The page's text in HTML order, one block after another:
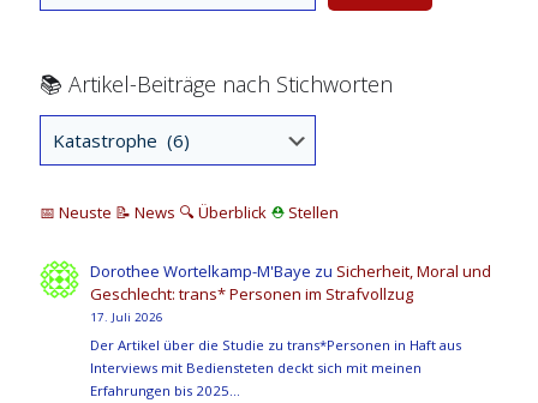
📚 Artikel-Beiträge nach Stichworten
📅 Neuste 📝 News 🔍 Überblick ⛑ Stellen
Dorothee Wortelkamp-M'Baye zu Sicherheit, Moral und
Geschlecht: trans* Personen im Strafvollzug
17. Juli 2026
Der Artikel über die Studie zu trans*Personen in Haft aus
Interviews mit Bediensteten deckt sich mit meinen
Erfahrungen bis 2025…